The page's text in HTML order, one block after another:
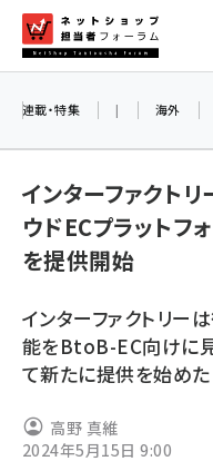
ン
ネッ
amazon (2259)
楽天 (1877)
ecbeing (1211)
アスクル (1124)
base (1084)
連載・特集 | 海外
インターファクト
ウドECプラット
を提供開始
インターファクトリー
能をBtoB-EC向けに
て新たに提供を始めた
高野 真維
2024年5月15日 9:00